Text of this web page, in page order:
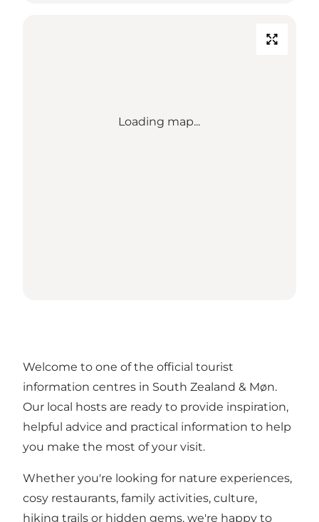
Loading map...
Welcome to one of the official tourist
information centres in South Zealand & Møn.
Our local hosts are ready to provide inspiration,
helpful advice and practical information to help
you make the most of your visit.
Whether you're looking for nature experiences,
cosy restaurants, family activities, culture,
hiking trails or hidden gems, we're happy to